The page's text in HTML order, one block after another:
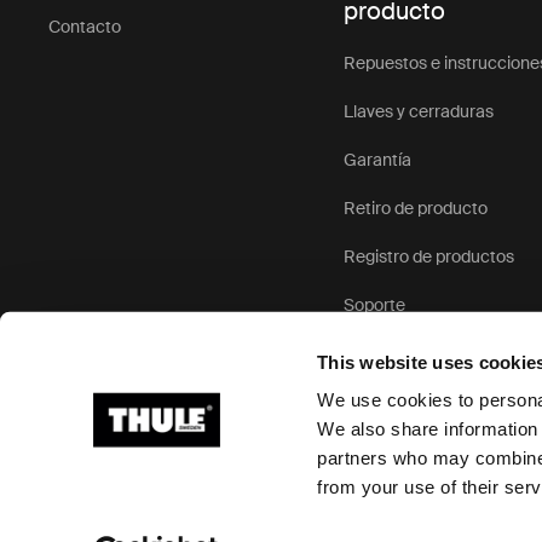
This website uses
We use cookies to
We also share
partners who may
from your use of their
1. Fácil
Navegar
cochecito
le permite
pueden
para
3. Apto
Ya sea
cochecito
que pueda
sentirse
Contacto
producto
Repuestos e
Llaves y cerraduras
Garantía
Retiro de producto
Registro de productos
Soporte
Ⓒ 2026 Thule Group Todos los derechos reservados